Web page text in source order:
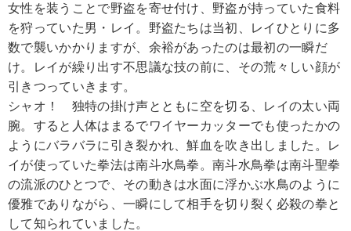
女性を装うことで野盗を寄せ付け、野盗が持っていた食料
を狩っていた男・レイ。野盗たちは当初、レイひとりに多
数で襲いかかりますが、余裕があったのは最初の一瞬だ
け。レイが繰り出す不思議な技の前に、その荒々しい顔が
引きつっていきます。
シャオ！ 独特の掛け声とともに空を切る、レイの太い両
腕。すると人体はまるでワイヤーカッターでも使ったかの
ようにバラバラに引き裂かれ、鮮血を吹き出しました。レ
イが使っていた拳法は南斗水鳥拳。南斗水鳥拳は南斗聖拳
の流派のひとつで、その動きは水面に浮かぶ水鳥のように
優雅でありながら、一瞬にして相手を切り裂く必殺の拳と
して知られていました。